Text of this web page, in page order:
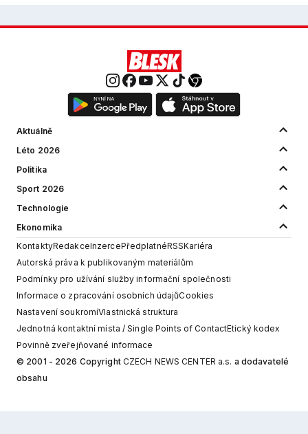
Aktuálně
Léto 2026
Politika
Sport 2026
Technologie
Ekonomika
KontaktyRedakceInzercePředplatnéRSSKariéra
Autorská práva k publikovaným materiálům
Podmínky pro užívání služby informační společnosti
Informace o zpracování osobních údajůCookies
Nastavení soukromíVlastnická struktura
Jednotná kontaktní místa / Single Points of ContactEtický kodex
Povinně zveřejňované informace
© 2001 - 2026 Copyright CZECH NEWS CENTER a.s. a dodavatelé
obsahu